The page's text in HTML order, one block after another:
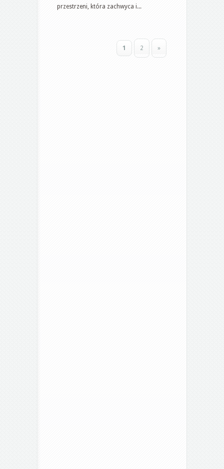
do
przestrzeni, która zachwyca i...
1 2 »